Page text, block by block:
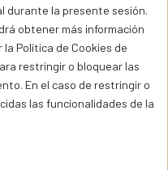
durante la presente sesión.
obtener más información
Política de Cookies de
restringir o bloquear las
En el caso de restringir o
las funcionalidades de la